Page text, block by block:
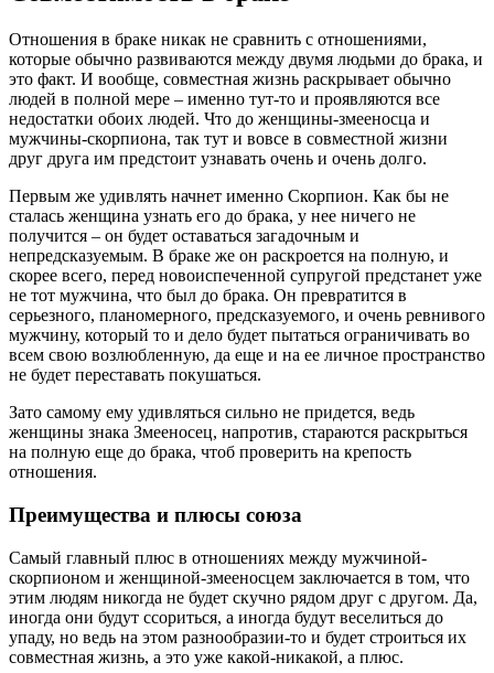
Отношения в браке никак не сравнить с отношениями,
которые обычно развиваются между двумя людьми до брака, и
это факт. И вообще, совместная жизнь раскрывает обычно
людей в полной мере – именно тут-то и проявляются все
недостатки обоих людей. Что до женщины-змееносца и
мужчины-скорпиона, так тут и вовсе в совместной жизни
друг друга им предстоит узнавать очень и очень долго.
Первым же удивлять начнет именно Скорпион. Как бы не
сталась женщина узнать его до брака, у нее ничего не
получится – он будет оставаться загадочным и
непредсказуемым. В браке же он раскроется на полную, и
скорее всего, перед новоиспеченной супругой предстанет уже
не тот мужчина, что был до брака. Он превратится в
серьезного, планомерного, предсказуемого, и очень ревнивого
мужчину, который то и дело будет пытаться ограничивать во
всем свою возлюбленную, да еще и на ее личное пространство
не будет переставать покушаться.
Зато самому ему удивляться сильно не придется, ведь
женщины знака Змееносец, напротив, стараются раскрыться
на полную еще до брака, чтоб проверить на крепость
отношения.
Преимущества и плюсы союза
Самый главный плюс в отношениях между мужчиной-
скорпионом и женщиной-змееносцем заключается в том, что
этим людям никогда не будет скучно рядом друг с другом. Да,
иногда они будут ссориться, а иногда будут веселиться до
упаду, но ведь на этом разнообразии-то и будет строиться их
совместная жизнь, а это уже какой-никакой, а плюс.